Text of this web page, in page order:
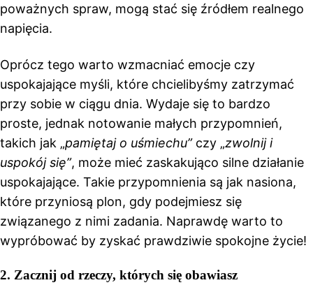
poważnych spraw, mogą stać się źródłem realnego
napięcia.
Oprócz tego warto wzmacniać emocje czy
uspokajające myśli, które chcielibyśmy zatrzymać
przy sobie w ciągu dnia. Wydaje się to bardzo
proste, jednak notowanie małych przypomnień,
takich jak „pamiętaj o uśmiechu”czy „zwolnij i
uspokój się”, może mieć zaskakująco silne działanie
uspokajające. Takie przypomnienia są jak nasiona,
które przyniosą plon, gdy podejmiesz się
związanego z nimi zadania. Naprawdę warto to
wypróbować by zyskać prawdziwie spokojne życie!
2. Zacznij od rzeczy, których się obawiasz